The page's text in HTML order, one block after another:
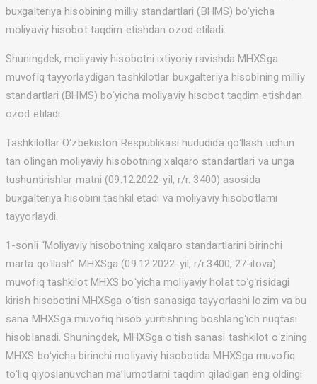
buxgalteriya hisobining milliy standartlari (BHMS) boʻyicha
moliyaviy hisobot taqdim etishdan ozod etiladi.
Shuningdek, moliyaviy hisobotni ixtiyoriy ravishda MHXSga
muvofiq tayyorlaydigan tashkilotlar buxgalteriya hisobining milliy
standartlari (BHMS) boʻyicha moliyaviy hisobot taqdim etishdan
ozod etiladi.
Tashkilotlar Oʻzbekiston Respublikasi hududida qoʻllash uchun
tan olingan moliyaviy hisobotning xalqaro standartlari va unga
tushuntirishlar matni (09.12.2022-yil, r/r. 3400) asosida
buxgalteriya hisobini tashkil etadi va moliyaviy hisobotlarni
tayyorlaydi.
1-sonli “Moliyaviy hisobotning xalqaro standartlarini birinchi
marta qoʻllash” MHXSga (09.12.2022-yil, r/r.3400, 27-ilova)
muvofiq tashkilot MHXS boʻyicha moliyaviy holat toʻgʻrisidagi
kirish hisobotini MHXSga oʻtish sanasiga tayyorlashi lozim va bu
sana MHXSga muvofiq hisob yuritishning boshlangʻich nuqtasi
hisoblanadi. Shuningdek, MHXSga oʻtish sanasi tashkilot oʻzining
MHXS boʻyicha birinchi moliyaviy hisobotida MHXSga muvofiq
toʻliq qiyoslanuvchan maʼlumotlarni taqdim qiladigan eng oldingi